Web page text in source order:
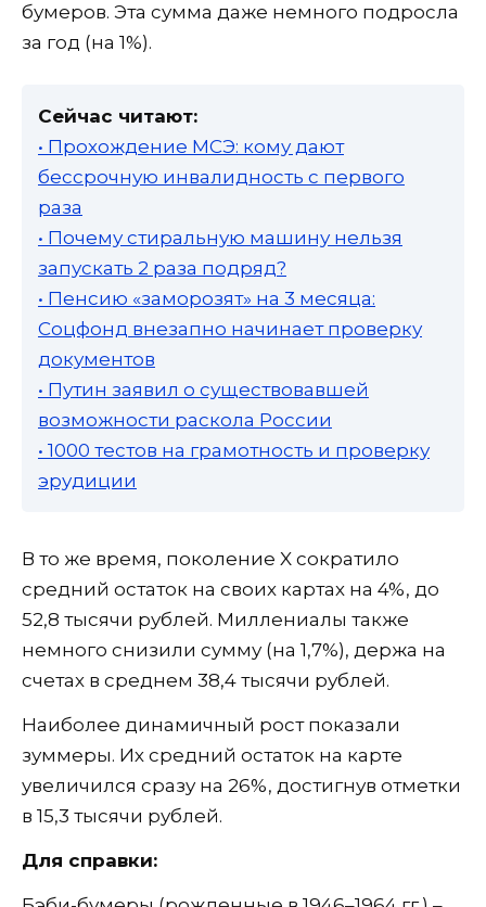
бумеров. Эта сумма даже немного подросла
за год (на 1%).
Сейчас читают:
• Прохождение МСЭ: кому дают
бессрочную инвалидность с первого
раза
• Почему стиральную машину нельзя
запускать 2 раза подряд?
• Пенсию «заморозят» на 3 месяца:
Соцфонд внезапно начинает проверку
документов
• Путин заявил о существовавшей
возможности раскола России
• 1000 тестов на грамотность и проверку
эрудиции
В то же время, поколение X сократило
средний остаток на своих картах на 4%, до
52,8 тысячи рублей. Миллениалы также
немного снизили сумму (на 1,7%), держа на
счетах в среднем 38,4 тысячи рублей.
Наиболее динамичный рост показали
зуммеры. Их средний остаток на карте
увеличился сразу на 26%, достигнув отметки
в 15,3 тысячи рублей.
Для справки: